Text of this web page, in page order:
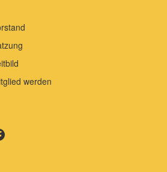
werden
WiR auf Facebook